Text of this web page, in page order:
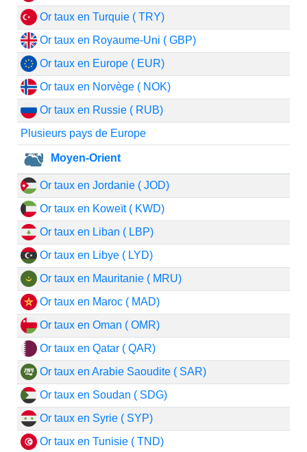
Or taux en Turquie ( TRY)
Or taux en Royaume-Uni ( GBP)
Or taux en Europe ( EUR)
Or taux en Norvège ( NOK)
Or taux en Russie ( RUB)
Plusieurs pays de Europe
Moyen-Orient
Or taux en Jordanie ( JOD)
Or taux en Koweït ( KWD)
Or taux en Liban ( LBP)
Or taux en Libye ( LYD)
Or taux en Mauritanie ( MRU)
Or taux en Maroc ( MAD)
Or taux en Oman ( OMR)
Or taux en Qatar ( QAR)
Or taux en Arabie Saoudite ( SAR)
Or taux en Soudan ( SDG)
Or taux en Syrie ( SYP)
Or taux en Tunisie ( TND)